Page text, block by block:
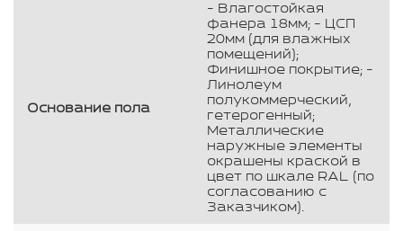
Основание пола
- Влагостойкая
фанера 18мм; - ЦСП
20мм (для влажных
помещений);
Финишное покрытие; -
Линолеум
полукоммерческий,
гетерогенный;
Металлические
наружные элементы
окрашены краской в
цвет по шкале RAL (по
согласованию с
Заказчиком).